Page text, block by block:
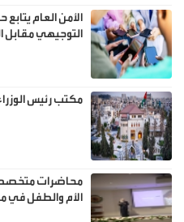
الأمن العام
التوجيهي مقابل
مكتب رئيس
محاضرات
الأم والطفل